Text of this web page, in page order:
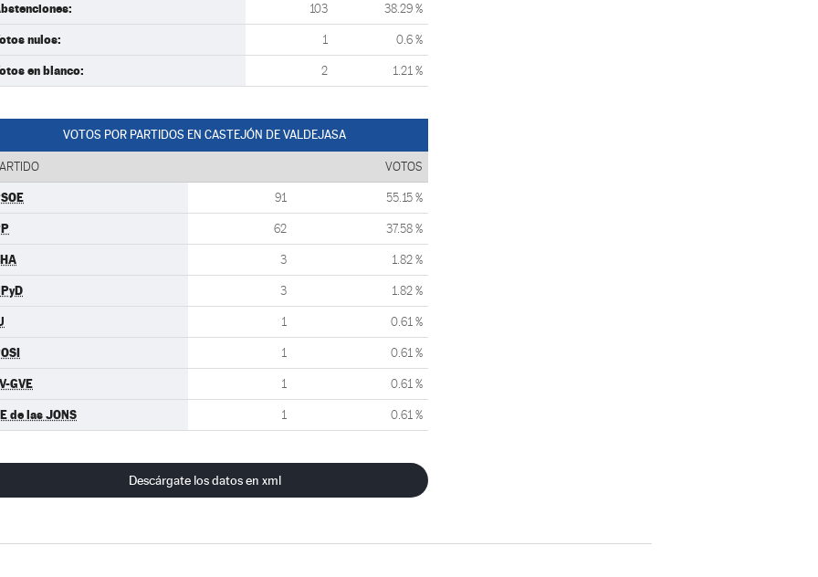
103 38.29 %
nulos: 1 0.6 %
en blanco: 2 1.21 %
VOTOS POR PARTIDOS EN CASTEJÓN DE VALDEJASA
VOTOS
91 55.15 %
62 37.58 %
3 1.82 %
3 1.82 %
1 0.61 %
1 0.61 %
GVE 1 0.61 %
de las JONS 1 0.61 %
Descárgate los datos en xml